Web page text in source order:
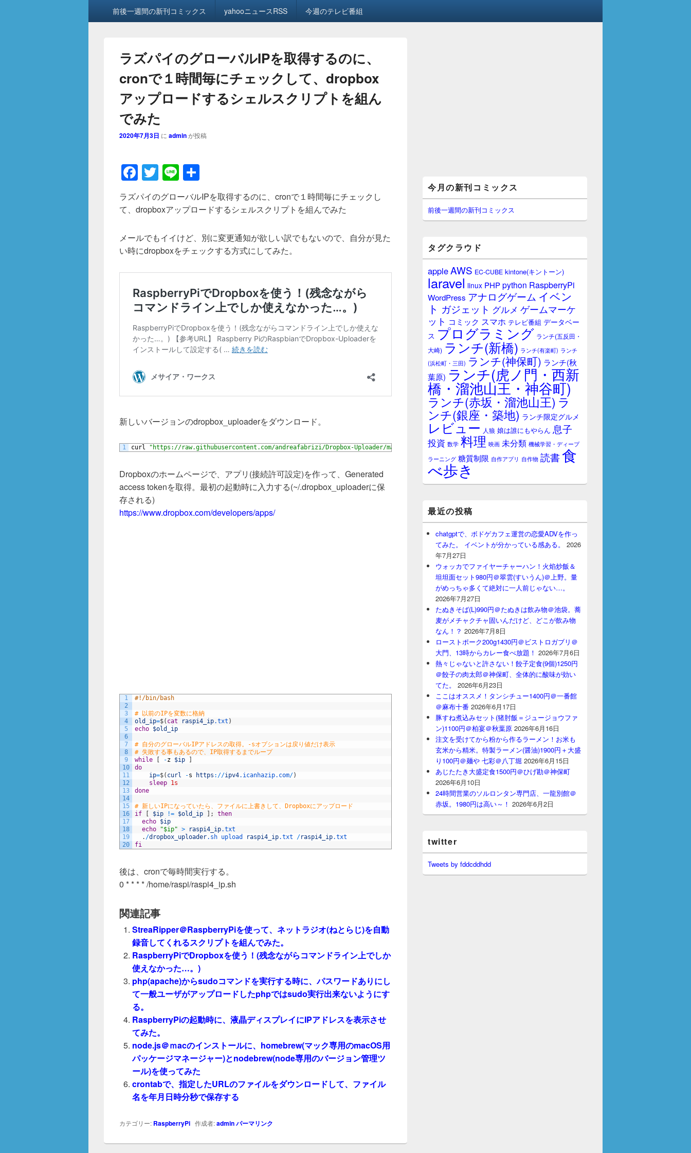
前後一週間の新刊コミックス yahooニュースRSS 今週のテレビ番組
ラズパイのグローバルIPを取得するのに、
cronで１時間毎にチェックして、dropbox
アップロードするシェルスクリプトを組ん
でみた
2020年7月3日 に adminが投稿
F
a
c
b
o
o
k
T
wi
tt
er
Li
n
e
有
ラズパイのグローバルIPを取得するのに、cronで１時間毎にチェックし
て、dropboxアップロードするシェルスクリプトを組んでみた
メールでもイイけど、別に変更通知が欲しい訳でもないので、自分が見た
い時にdropboxをチェックする方式にしてみた。
新しいバージョンのdropbox_uploaderをダウンロード。
1 curl "https://raw.githubusercontent.com/andreafabrizi/Dropbox-Uploader/master/dropbox_uploader.sh  " -o dropbox_uploader .sh
Dropboxのホームページで、アプリ(接続許可設定)を作って、Generated
access tokenを取得。最初の起動時に入力する(~/.dropbox_uploaderに保
存される)
https://www.dropbox.com/developers/apps/
1
2
3
4
5
6
7
8
9
10
11
12
13
14
15
16
17
18
19
20
#!/bin/bash
# 以前のIPを変数に格納
old_ip=$( cat raspi4_ip.txt )
echo $old_ip
# 自分のグローバルIPアドレスの取得。-sオプションは戻り値だけ表示
# 失敗する事もあるので、IP取得するまでループ
while
[ -z $ip
]
do
ip=$( curl -s https : //ipv4.icanhazip.com/)
sleep 1s
done
# 新しいIPになっていたら、ファイルに上書きして、Dropboxにアップロード
if
[ $ip != $old_ip ] ;
then
echo $ip
echo
"$ip" > raspi4_ip.txt
. /dropbox_uploader.sh upload raspi4_ip.txt /raspi4_ip.txt
fi
後は、cronで毎時間実行する。
0 * * * * /home/raspi/raspi4_ip.sh
関連記事
StreaRipper＠RaspberryPiを使って、ネットラジオ(ねとらじ)を自動
録音してくれるスクリプトを組んでみた。
RaspberryPiでDropboxを使う！(残念ながらコマンドライン上でしか
使えなかった…。)
php(apache)からsudoコマンドを実行する時に、パスワードありにし
て一般ユーザがアップロードしたphpではsudo実行出来ないようにす
る。
RaspberryPiの起動時に、液晶ディスプレイにIPアドレスを表示させ
てみた。
node.js＠ｍacのインストールに、homebrew(マック専用のmacOS用
パッケージマネージャー)とnodebrew(node専用のバージョン管理ツ
ール)を使ってみた
crontabで、指定したURLのファイルをダウンロードして、ファイル
名を年月日時分秒で保存する
カテゴリー: RaspberryPi 作成者:adminパーマリンク
イ
ン
サ
イ
ー
ジ
ッ
ト
今月の新刊コミックス
前後一週間の新刊コミックス
タグクラウド
appleAWS EC-CUBE kintone(キントーン)
laravel linux PHPpython RaspberryPi
WordPress アナログゲーム イベン
ト ガジェット グルメ ゲームマーケ
ット コミック スマホ テレビ番組 データベー
ス プログラミング ランチ(五反田・
大崎) ランチ(新橋) ランチ(有楽町) ランチ
(浜松町・三田) ランチ(神保町) ランチ(秋
葉原) ランチ(虎ノ門・西新
橋・溜池山王・神谷町)
ランチ(赤坂・溜池山王) ラ
ンチ(銀座・築地) ランチ限定グルメ
レビュー 人狼 娘は誰にもやらん 息子
投資 数学 料理 映画 未分類 機械学習・ディープ
ラーニング 糖質制限 自作アプリ 自作物 読書食
べ歩き
最近の投稿
chatgptで、ボドゲカフェ運営の恋愛ADVを作っ
てみた。 イベントが分かっている感ある。
2026
年7月27日
ウォッカでファイヤーチャーハン！火焰炒飯＆
坦坦面セット980円＠翠雲(すいうん)＠上野。量
がめっちゃ多くて絶対に一人前じゃない…。
2026年7月27日
たぬきそば(L)990円＠たぬきは飲み物＠池袋。蕎
麦がメチャクチャ固いんだけど、どこが飲み物
なん！？ 2026年7月8日
ローストポーク200g1430円＠ビストロガブリ＠
大門、13時からカレー食べ放題！ 2026年7月6日
熱々じゃないと許さない！餃子定食(9個)1250円
＠餃子の肉太郎＠神保町、全体的に酸味が効い
てた。
2026年6月23日
ここはオススメ！タンシチュー1400円＠一番館
＠麻布十番 2026年6月17日
豚すね煮込みセット(猪肘飯＝ジュージョウファ
ン)1100円＠柏宴＠秋葉原 2026年6月16日
注文を受けてから粉から作るラーメン！お米も
玄米から精米。特製ラーメン(醤油)1900円＋大盛
り100円＠麺や 七彩＠八丁堀 2026年6月15日
あじたたき大盛定食1500円＠ひげ勘＠神保町
2026年6月10日
24時間営業のソルロンタン専門店、一龍別館＠
赤坂。1980円は高い～！ 2026年6月2日
twitter
Tweets by fddcddhdd